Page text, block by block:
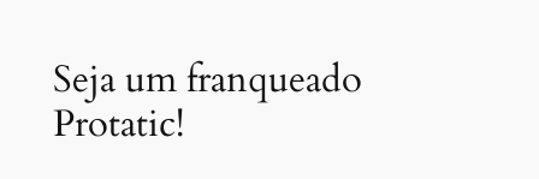
Seja um franqueado
Protatic!